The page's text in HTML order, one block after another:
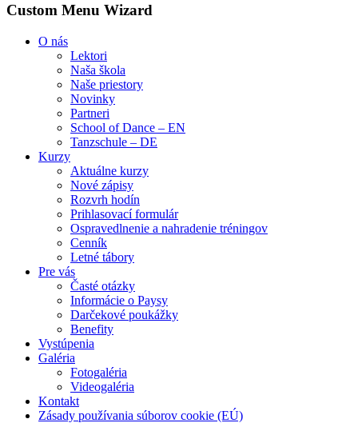
Custom Menu Wizard
O nás
Lektori
Naša škola
Naše priestory
Novinky
Partneri
School of Dance – EN
Tanzschule – DE
Kurzy
Aktuálne kurzy
Nové zápisy
Rozvrh hodín
Prihlasovací formulár
Ospravedlnenie a nahradenie tréningov
Cenník
Letné tábory
Pre vás
Časté otázky
Informácie o Paysy
Darčekové poukážky
Benefity
Vystúpenia
Galéria
Fotogaléria
Videogaléria
Kontakt
Zásady používania súborov cookie (EÚ)